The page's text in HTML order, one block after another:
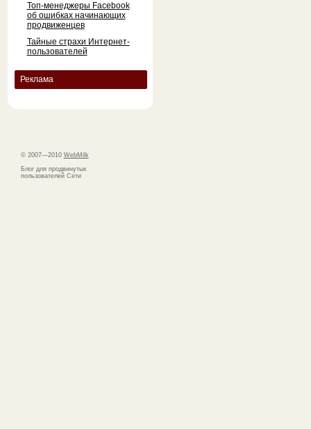
Топ-менеджеры Facebook
об ошибках начинающих
продвиженцев
Тайные страхи Интернет-
пользователей
Реклама
© 2007—2010 WebMilk
Блог для продвинутых
пользователей Сети